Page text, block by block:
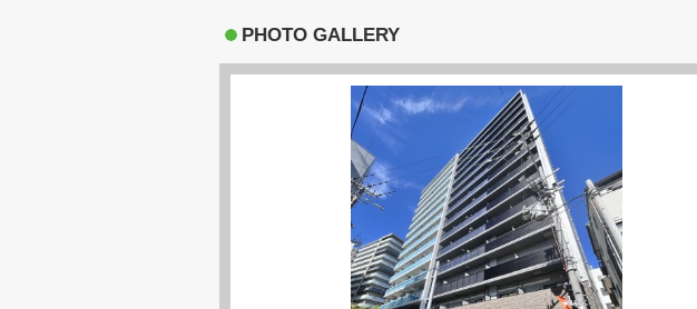
PHOTO GALLERY